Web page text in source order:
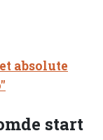
absolute
start